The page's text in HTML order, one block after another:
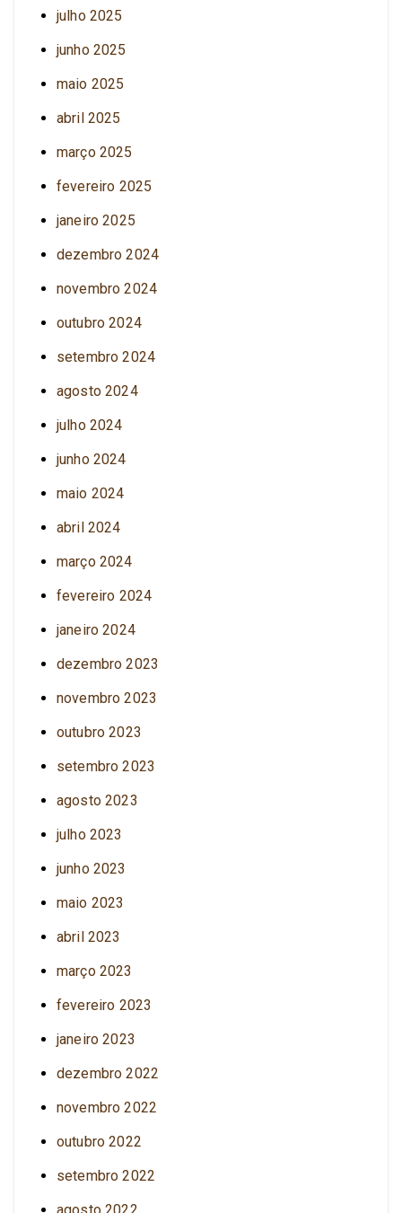
julho 2025
junho 2025
maio 2025
abril 2025
março 2025
fevereiro 2025
janeiro 2025
dezembro 2024
novembro 2024
outubro 2024
setembro 2024
agosto 2024
julho 2024
junho 2024
maio 2024
abril 2024
março 2024
fevereiro 2024
janeiro 2024
dezembro 2023
novembro 2023
outubro 2023
setembro 2023
agosto 2023
julho 2023
junho 2023
maio 2023
abril 2023
março 2023
fevereiro 2023
janeiro 2023
dezembro 2022
novembro 2022
outubro 2022
setembro 2022